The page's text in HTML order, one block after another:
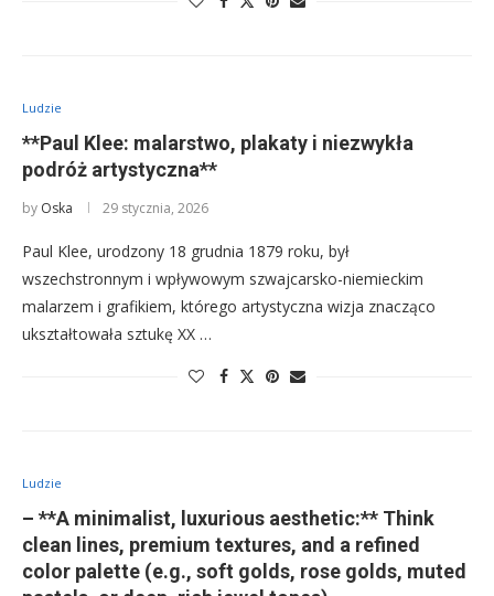
Ludzie
**Paul Klee: malarstwo, plakaty i niezwykła
podróż artystyczna**
by Oska 29 stycznia, 2026
Paul Klee, urodzony 18 grudnia 1879 roku, był
wszechstronnym i wpływowym szwajcarsko-niemieckim
malarzem i grafikiem, którego artystyczna wizja znacząco
ukształtowała sztukę XX …
Ludzie
– **A minimalist, luxurious aesthetic:** Think
clean lines, premium textures, and a refined
color palette (e.g., soft golds, rose golds, muted